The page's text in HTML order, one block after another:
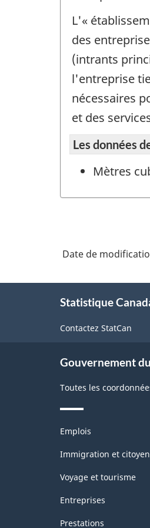
L'«
des
(intrants
l'entreprise
nécessaires
et des
Les données
Mètres
Date de
Statistique
Contactez StatCan
Gouvernement
Toutes les
Thèmes
sujets
Emplois
Immigration et
Voyage et tourisme
Entreprises
Prestations